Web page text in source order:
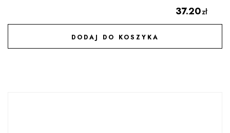
37.20zł
DODAJ DO KOSZYKA
DODAJ DO ULUBIONYCH